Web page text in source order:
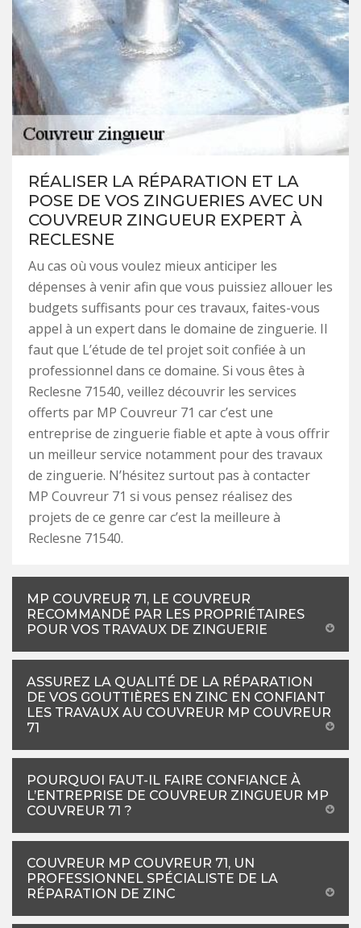
RÉALISER LA RÉPARATION ET LA
POSE DE VOS ZINGUERIES AVEC UN
COUVREUR ZINGUEUR EXPERT À
RECLESNE
Au cas où vous voulez mieux anticiper les
dépenses à venir afin que vous puissiez allouer les
budgets suffisants pour ces travaux, faites-vous
appel à un expert dans le domaine de zinguerie. Il
faut que L’étude de tel projet soit confiée à un
professionnel dans ce domaine. Si vous êtes à
Reclesne 71540, veillez découvrir les services
offerts par MP Couvreur 71 car c’est une
entreprise de zinguerie fiable et apte à vous offrir
un meilleur service notamment pour des travaux
de zinguerie. N’hésitez surtout pas à contacter
MP Couvreur 71 si vous pensez réalisez des
projets de ce genre car c’est la meilleure à
Reclesne 71540.
MP COUVREUR 71, LE COUVREUR
RECOMMANDÉ PAR LES PROPRIÉTAIRES
POUR VOS TRAVAUX DE ZINGUERIE
ASSUREZ LA QUALITÉ DE LA RÉPARATION
DE VOS GOUTTIÈRES EN ZINC EN CONFIANT
LES TRAVAUX AU COUVREUR MP COUVREUR
71
POURQUOI FAUT-IL FAIRE CONFIANCE À
L’ENTREPRISE DE COUVREUR ZINGUEUR MP
COUVREUR 71 ?
COUVREUR MP COUVREUR 71, UN
PROFESSIONNEL SPÉCIALISTE DE LA
RÉPARATION DE ZINC